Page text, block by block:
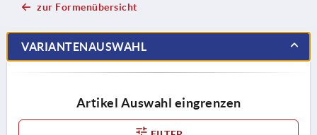
zur Formenübersicht
VARIANTENAUSWAHL
Artikel Auswahl eingrenzen